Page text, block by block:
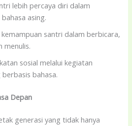
lebih percaya diri dalam
asing.
santri dalam berbicara,
menulis.
sosial melalui kegiatan
bahasa.
Depan
generasi yang tidak hanya